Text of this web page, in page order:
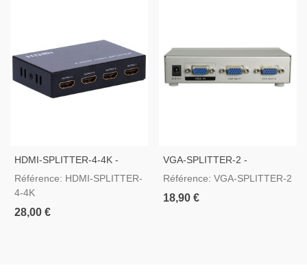
HDMI-SPLITTER-4-4K -
Multiplicador De Señal HDMI
Référence: HDMI-SPLITTER-
4-4K
28,00 €
VGA-SPLITTER-2 -
Multiplicateur De Signal VGA
Référence: VGA-SPLITTER-2
18,90 €